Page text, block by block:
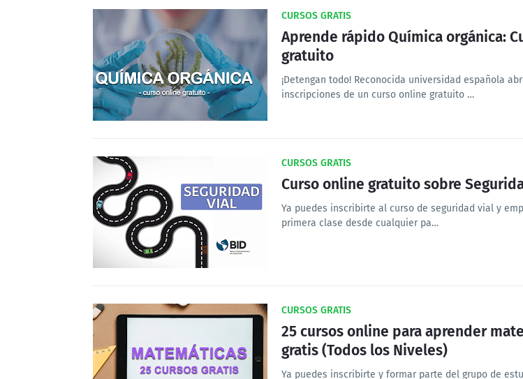
CURSOS GRATIS
Aprende rápido Química orgánica:
gratuito
¡Detengan todo! Reconocida universidad española
inscripciones de un curso online gratuito …
CURSOS GRATIS
Curso online gratuito sobre
Ya puedes inscribirte al curso de seguridad vial y
primera clase desde cualquier pa…
CURSOS GRATIS
25 cursos online para aprender
gratis (Todos los Niveles)
Ya puedes inscribirte y formar parte del grupo de